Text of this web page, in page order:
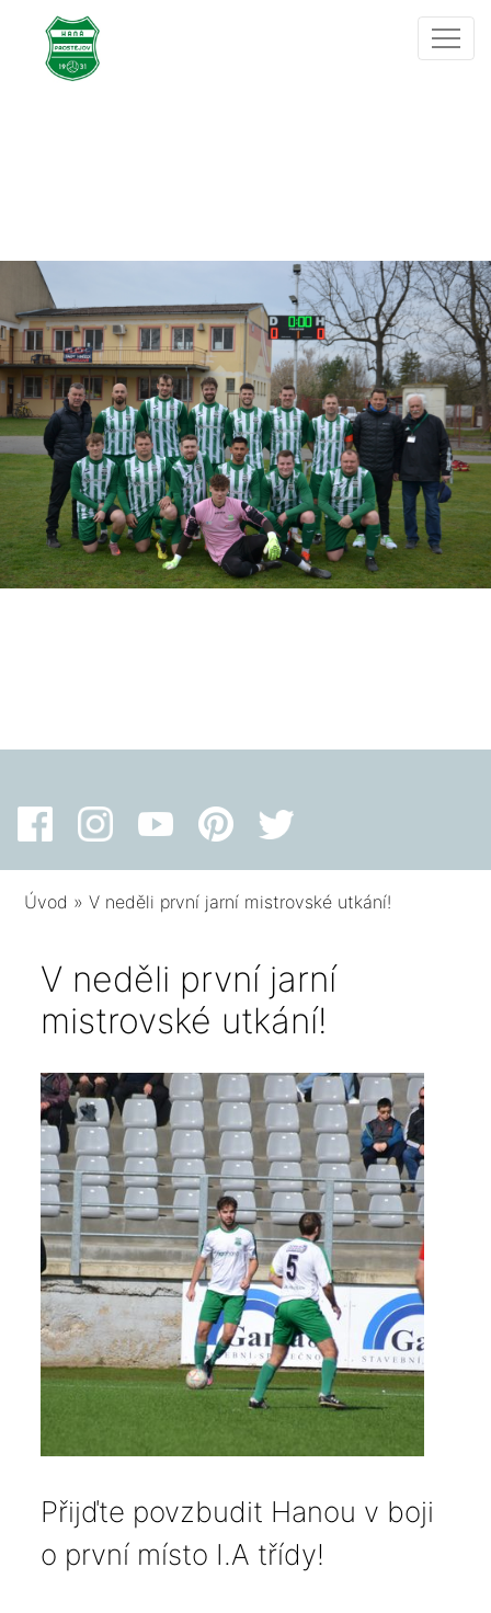
Úvod »V neděli první jarní mistrovské utkání!
V neděli první jarní
mistrovské utkání!
Přijďte povzbudit Hanou v boji
o první místo I.A třídy!